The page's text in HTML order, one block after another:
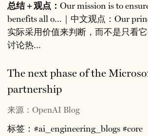
总结 + 观点： Our mission is to
benefits all o…｜中文观点：Our
实际采用价值来判断，而不是只看
讨论热…
The next phase of the
partnership
来源：OpenAI Blog
标签：#ai_engineering_blogs #core